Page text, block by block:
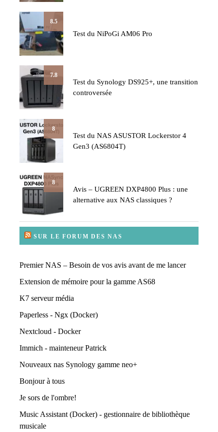
8.5
Test du NiPoGi AM06 Pro
7.8
Test du Synology DS925+, une transition
controversée
8
Test du NAS ASUSTOR Lockerstor 4
Gen3 (AS6804T)
8
Avis – UGREEN DXP4800 Plus : une
alternative aux NAS classiques ?
SUR LE FORUM DES NAS
Premier NAS – Besoin de vos avis avant de me lancer
Extension de mémoire pour la gamme AS68
K7 serveur média
Paperless - Ngx (Docker)
Nextcloud - Docker
Immich - mainteneur Patrick
Nouveaux nas Synology gamme neo+
Bonjour à tous
Je sors de l'ombre!
Music Assistant (Docker) - gestionnaire de bibliothèque
musicale